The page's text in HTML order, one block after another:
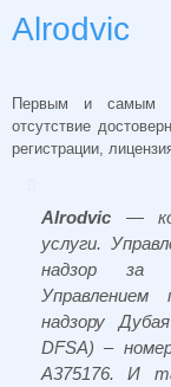
Alrodvic
Первым и самым
отсутствие
регистрации,
Alrodvic —
услуги.
надзор за
Управлением
надзору
DFSA) –
A375176. И